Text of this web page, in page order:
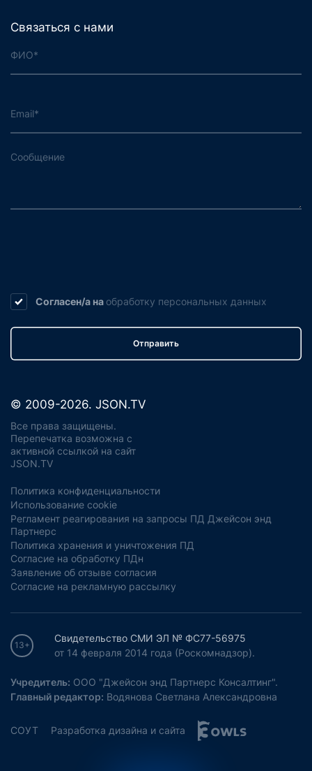
Связаться с нами
Согласен/а на обработку персональных данных
Отправить
© 2009-2026. JSON.TV
Все права защищены.
Перепечатка возможна с
активной ссылкой на сайт
JSON.TV
Политика конфиденциальности
Использование cookie
Регламент реагирования на запросы ПД Джейсон энд
Партнерс
Политика хранения и уничтожения ПД
Согласие на обработку ПДн
Заявление об отзыве согласия
Согласие на рекламную рассылку
13+
Свидетельство СМИ ЭЛ № ФС77-56975
от 14 февраля 2014 года (Роскомнадзор).
Учредитель: ООО "Джейсон энд Партнерс Консалтинг".
Главный редактор: Водянова Светлана Александровна
СОУТ Разработка дизайна и сайта